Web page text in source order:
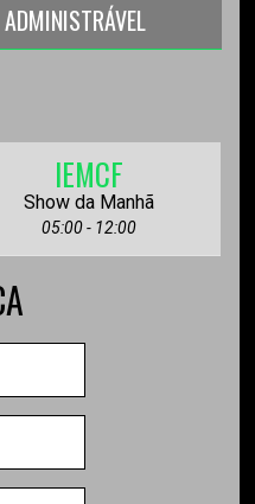
IEMCF
Show da Manhã
05:00 - 12:00